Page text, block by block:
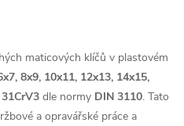
maticových klíčů v plastovém
8x9, 10x11, 12x13, 14x15,
31CrV3 dle normy DIN 3110. Tato
a opravářské práce a